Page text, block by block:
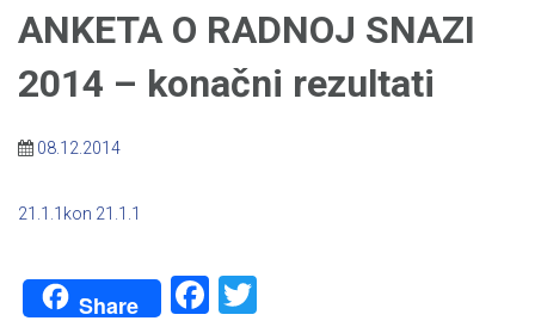
ANKETA O RADNOJ SNAZI
2014 – konačni rezultati
08.12.2014
21.1.1kon 21.1.1
Share Facebook